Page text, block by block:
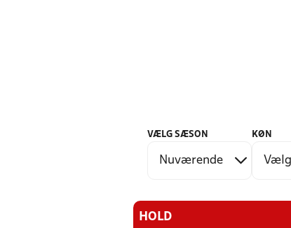
VÆLG SÆSON KØN
HOLD